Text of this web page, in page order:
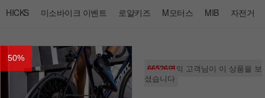
HICKS 미소바이크 이벤트 로얄키즈 M모터스 MIB 자전거
50%
66526명의 고객님이 이 상품을 보
셨습니다